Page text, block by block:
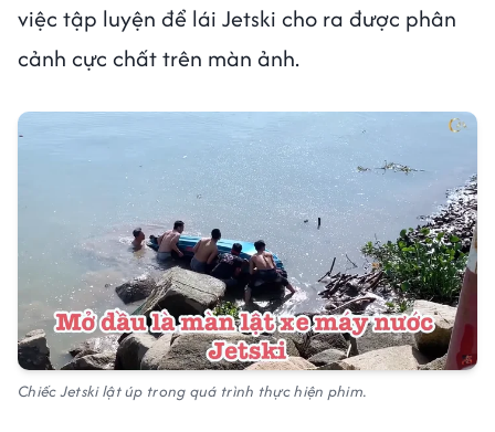
việc tập luyện để lái Jetski cho ra được phân
cảnh cực chất trên màn ảnh.
Chiếc Jetski lật úp trong quá trình thực hiện phim.